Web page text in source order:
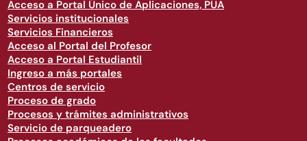
Acceso a Portal Único de Aplicaciones, PUA
Servicios institucionales
Servicios Financieros
Acceso al Portal del Profesor
Acceso a Portal Estudiantil
Ingreso a más portales
Centros de servicio
Proceso de grado
Procesos y trámites administrativos
Servicio de parqueadero